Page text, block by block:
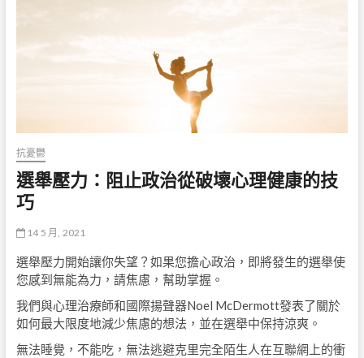
抗憂鬱
選舉壓力：阻止政治從破壞心理健康的技
巧
14 5 月, 2021
選舉壓力開始讓你失望？如果您擔心政治，即將發生的選舉使
您感到無能為力，請焦慮，幫助掌握。
我們與心理治療師和國際揚聲器Noel McDermott發表了關於
如何最大限度地減少焦慮的想法，並在選舉中保持涼爽。
無法睡覺，不能吃，無法逃避克里完全陌生人在互聯網上的衝